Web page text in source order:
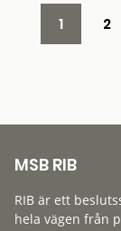
1 2
MSB RIB
RIB är ett
hela vägen från